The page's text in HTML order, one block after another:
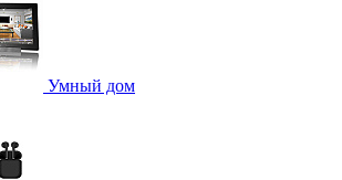
Умный дом